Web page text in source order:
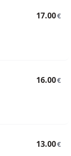
17.00€
16.00€
13.00€